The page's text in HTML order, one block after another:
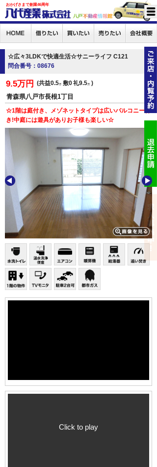
おかげさまで創業46周年
☆広々3LDKで快適生活☆サニーライフ C121
問合番号：08676
9.5万円 共益0.5万 敷0礼9.5万
青森県八戸市長根1丁目
☆1階は庭付き、メゾネットタイプは広いバルコニー付
き!中庭には遊具がありお子様も楽しい☆
Click to play